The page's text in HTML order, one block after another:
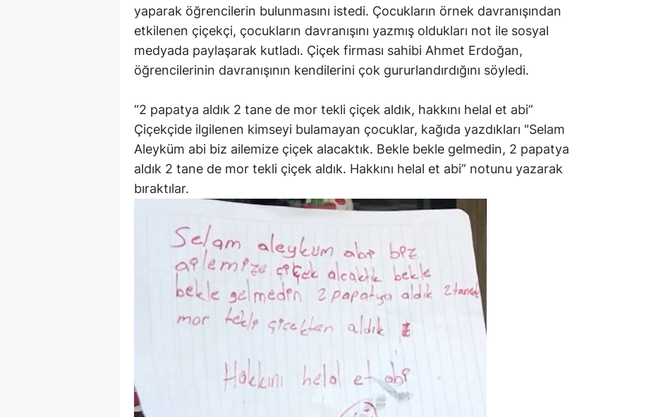
yaparak öğrencilerin bulunmasını istedi. Çocukların örnek davranışından
etkilenen çiçekçi, çocukların davranışını yazmış oldukları not ile sosyal
medyada paylaşarak kutladı. Çiçek firması sahibi Ahmet Erdoğan,
öğrencilerinin davranışının kendilerini çok gururlandırdığını söyledi.
“2 papatya aldık 2 tane de mor tekli çiçek aldık, hakkını helal et abi”
Çiçekçide ilgilenen kimseyi bulamayan çocuklar, kağıda yazdıkları "Selam
Aleyküm abi biz ailemize çiçek alacaktık. Bekle bekle gelmedin, 2 papatya
aldık 2 tane de mor tekli çiçek aldık. Hakkını helal et abi” notunu yazarak
bıraktılar.